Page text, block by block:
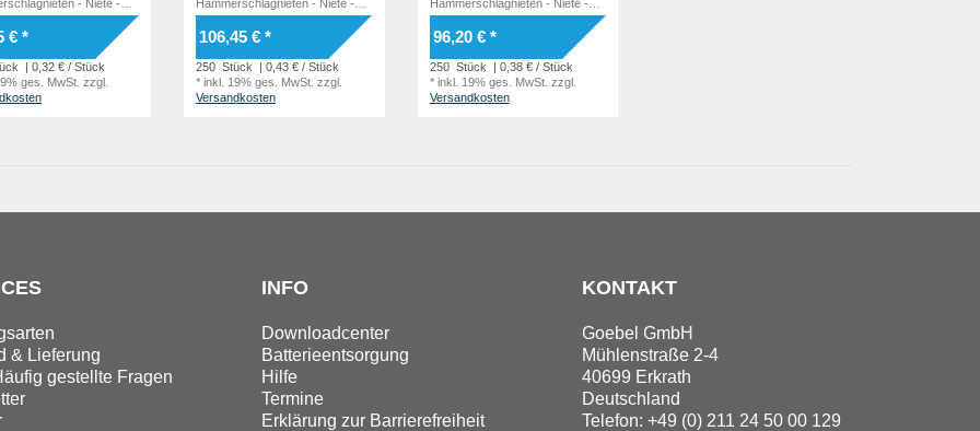
- Niete -
€ *
| 0,32 € / Stück
ges. MwSt. zzgl.
Hammerschlagnieten - Niete -
HAMMER
106,45 € *
250 Stück
| 0,43 € / Stück
* inkl. 19% ges. MwSt. zzgl.
Versandkosten
Hammerschlagnieten - Niete -
HAMMER
96,20 € *
250 Stück
| 0,38 € / Stück
* inkl. 19% ges. MwSt. zzgl.
Versandkosten
& Lieferung
gestellte Fragen
INFO
Downloadcenter
Batterieentsorgung
Hilfe
Termine
Erklärung zur Barrierefreiheit
KONTAKT
Goebel GmbH
Mühlenstraße 2-4
40699 Erkrath
Deutschland
Telefon: +49 (0) 211 24 50 00 129